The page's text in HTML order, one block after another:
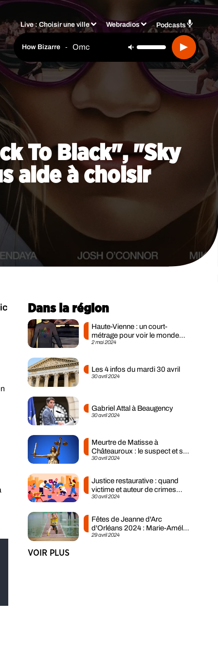
Live :Choisir une ville Webradios Podcasts
How Bizarre - Omc
To Black", "Sky
aide à choisir
Dans la région
2 mai 2024
Haute-Vienne : un court-
métrage pour voir le monde
comme le voit un...
30 avril 2024
Les 4 infos du mardi 30 avril
30 avril 2024
Gabriel Attal à Beaugency
30 avril 2024
Meurtre de Matisse à
Châteauroux : le suspect et sa
mère mis en examen
30 avril 2024
Justice restaurative : quand
victime et auteur de crimes
s’assoient...
29 avril 2024
Fêtes de Jeanne d'Arc
d'Orléans 2024 : Marie-Amélie
Le Fur invitée...
VOIR PLUS